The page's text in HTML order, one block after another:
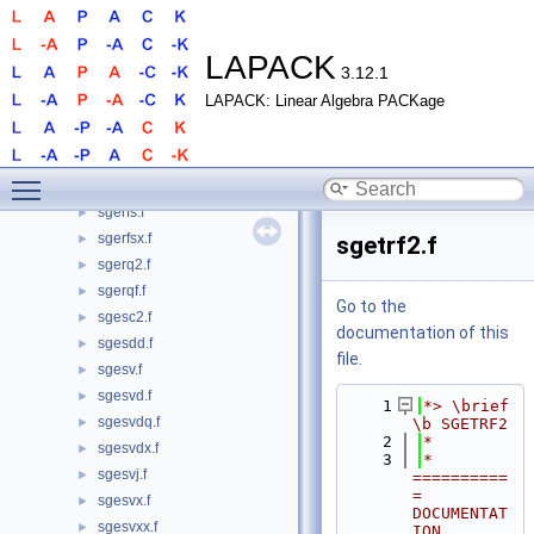
LAPACK 3.12.1
LAPACK: Linear Algebra PACKage
► sgeqr2p.f
► sgeqrf.f
► sgeqrfp.f
► sgeqrt.f
► sgeqrt2.f
► sgerfs.f
► sgerfsx.f
► sgerq2.f
► sgerqf.f
► sgesc2.f
► sgesdd.f
► sgesv.f
► sgesvd.f
► sgesvdq.f
► sgesvdx.f
► sgesvj.f
► sgesvx.f
► sgesvxx.f
sgetrf2.f
Go to the
documentation of this
file.
    1
*> \brief
\b SGETRF2
    2
*
    3
*
==========
=
DOCUMENTAT